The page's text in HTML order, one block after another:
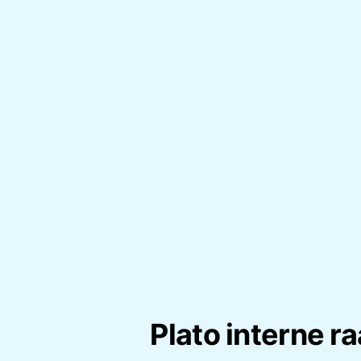
Plato interne